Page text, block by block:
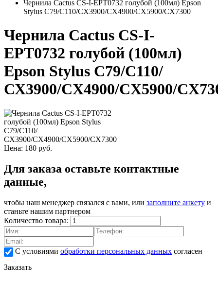
Чернила Cactus CS-I-EPT0732 голубой (100мл) Epson
Stylus С79/C110/СХ3900/CX4900/CX5900/CX7300
Чернила Cactus CS-I-
EPT0732 голубой (100мл)
Epson Stylus С79/C110/
СХ3900/CX4900/CX5900/
Цена: 180 руб.
Для заказа оставьте контактные
данные,
чтобы наш менеджер связался с вами, или заполните анкету и
станьте нашим партнером
Количество товара:
С условиями обработки персональных данных согласен
Заказать